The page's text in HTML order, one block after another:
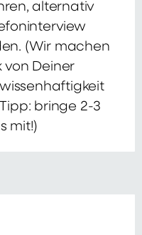
alternativ
(Wir machen
von Deiner
bringe 2-3
mit!)